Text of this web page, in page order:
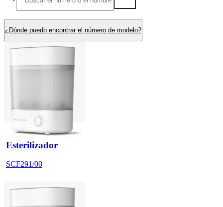
¿Dónde puedo encontrar el número de modelo?
Esterilizador
SCF291/00